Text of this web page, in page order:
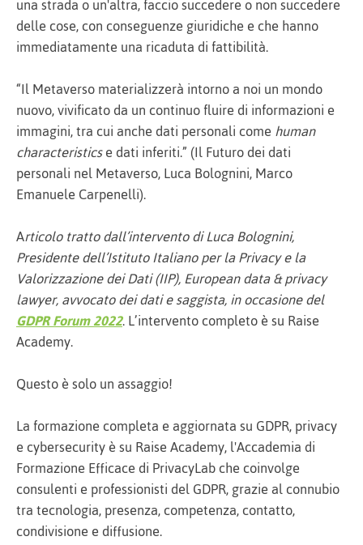
delle cose, con conseguenze giuridiche e che hanno
immediatamente una ricaduta di fattibilità.
“Il Metaverso materializzerà intorno a noi un mondo
nuovo, vivificato da un continuo fluire di informazioni e
immagini, tra cui anche dati personali comehuman
characteristicse dati inferiti.” (Il Futuro dei dati
personali nel Metaverso, Luca Bolognini, Marco
Emanuele Carpenelli).
Articolo tratto dall’intervento di Luca Bolognini,
Presidente dell’Istituto Italiano per la Privacy e la
Valorizzazione dei Dati (IIP), European data & privacy
lawyer, avvocato dei dati e saggista, in occasione del
GDPR Forum 2022. L’intervento completo è su Raise
Academy.
Questo è solo un assaggio!
La formazione completa e aggiornata su GDPR, privacy
e cybersecurity è su Raise Academy, l'Accademia di
Formazione Efficace di PrivacyLab che coinvolge
consulenti e professionisti del GDPR, grazie al connubio
tra tecnologia, presenza, competenza, contatto,
condivisione e diffusione.